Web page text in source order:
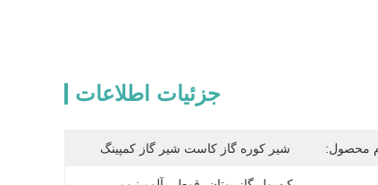
جزئیات اطلاعات
محصول: شیر کوره گاز کاست شیر ​​گاز کمپینگ